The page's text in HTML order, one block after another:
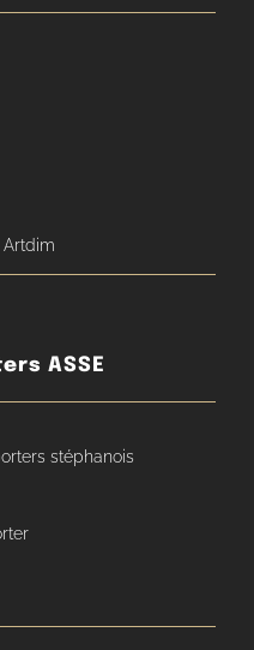
Artdim
ASSE
stéphanois